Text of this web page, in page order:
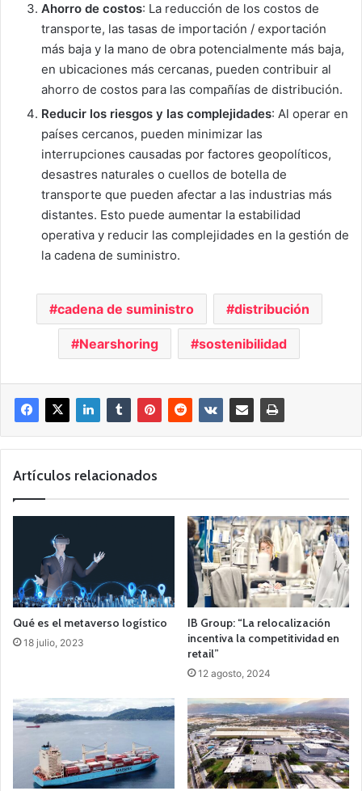
Ahorro de costos: La reducción de los costos de
transporte, las tasas de importación / exportación
más baja y la mano de obra potencialmente más baja,
en ubicaciones más cercanas, pueden contribuir al
ahorro de costos para las compañías de distribución.
Reducir los riesgos y las complejidades: Al operar en
países cercanos, pueden minimizar las
interrupciones causadas por factores geopolíticos,
desastres naturales o cuellos de botella de
transporte que pueden afectar a las industrias más
distantes. Esto puede aumentar la estabilidad
operativa y reducir las complejidades en la gestión de
la cadena de suministro.
cadena de suministro distribución
Nearshoring sostenibilidad
Artículos relacionados
Qué es el metaverso logístico
18 julio, 2023
IB Group: “La relocalización
incentiva la competitividad en
retail”
12 agosto, 2024